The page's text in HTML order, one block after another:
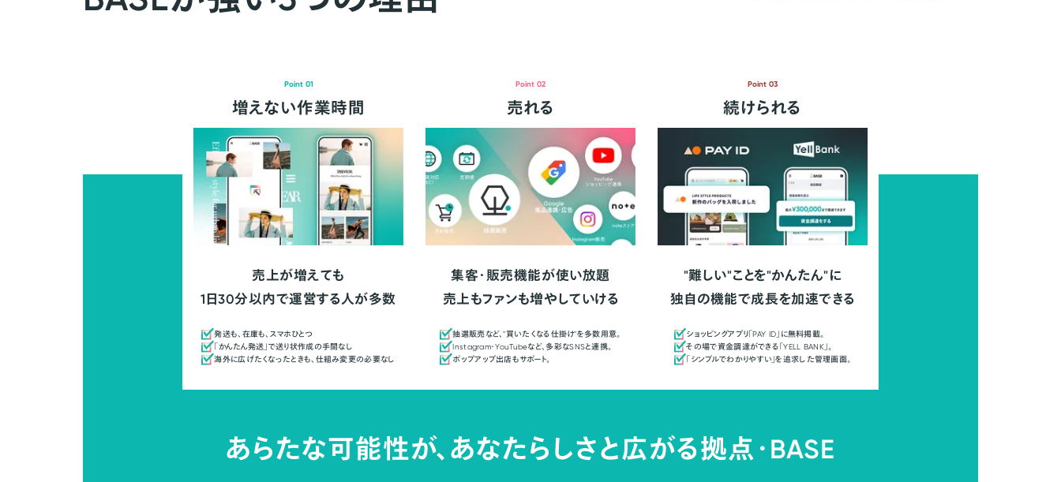
Point 01
増えない作業時間
売上が増えても
1日30分以内で運営する人が多数
発送も、在庫も、スマホひとつ
「かんたん発送」で送り状作成の手間なし
海外に広げたくなったときも、仕組み変更の必要なし
Point 02
売れる
集客・販売機能が使い放題
売上もファンも増やしていける
抽選販売など、"買いたくなる仕掛け"を多数用意。
Instagram・YouTubeなど、多彩なSNSと連携。
ポップアップ出店もサポート。
Point 03
続けられる
"難しい"ことを"かんたん"に
独自の機能で成長を加速できる
ショッピングアプリ「PAY ID」に無料掲載。
その場で資金調達ができる「YELL BANK」。
「シンプルでわかりやすい」を追求した管理画面。
あらたな可能性が、あなたらしさと広がる拠点・BASE